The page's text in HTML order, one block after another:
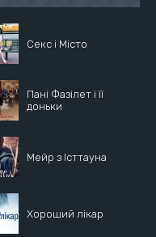
Секс і Місто
Пані Фазілет і її
доньки
Мейр з Істтауна
Хороший лікар